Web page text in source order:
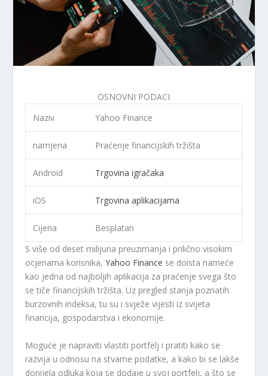
OSNOVNI PODACI
Naziv
Yahoo Finance
namjena Praćenje financijskih tržišta
Android Trgovina igračaka
iOS Trgovina aplikacijama
Cijena
Besplatan
S više od deset milijuna preuzimanja i prilično visokim
ocjenama korisnika,Yahoo Finance se doista nameće
kao jedna od najboljih aplikacija za praćenje svega što
se tiče financijskih tržišta. Uz pregled stanja poznatih
burzovnih indeksa, tu su i svježe vijesti iz svijeta
financija, gospodarstva i ekonomije.
Moguće je napraviti vlastiti portfelj i pratiti kako se
razvija u odnosu na stvarne podatke, a kako bi se lakše
donijela odluka koja se dodaje u svoj portfelj, a što se